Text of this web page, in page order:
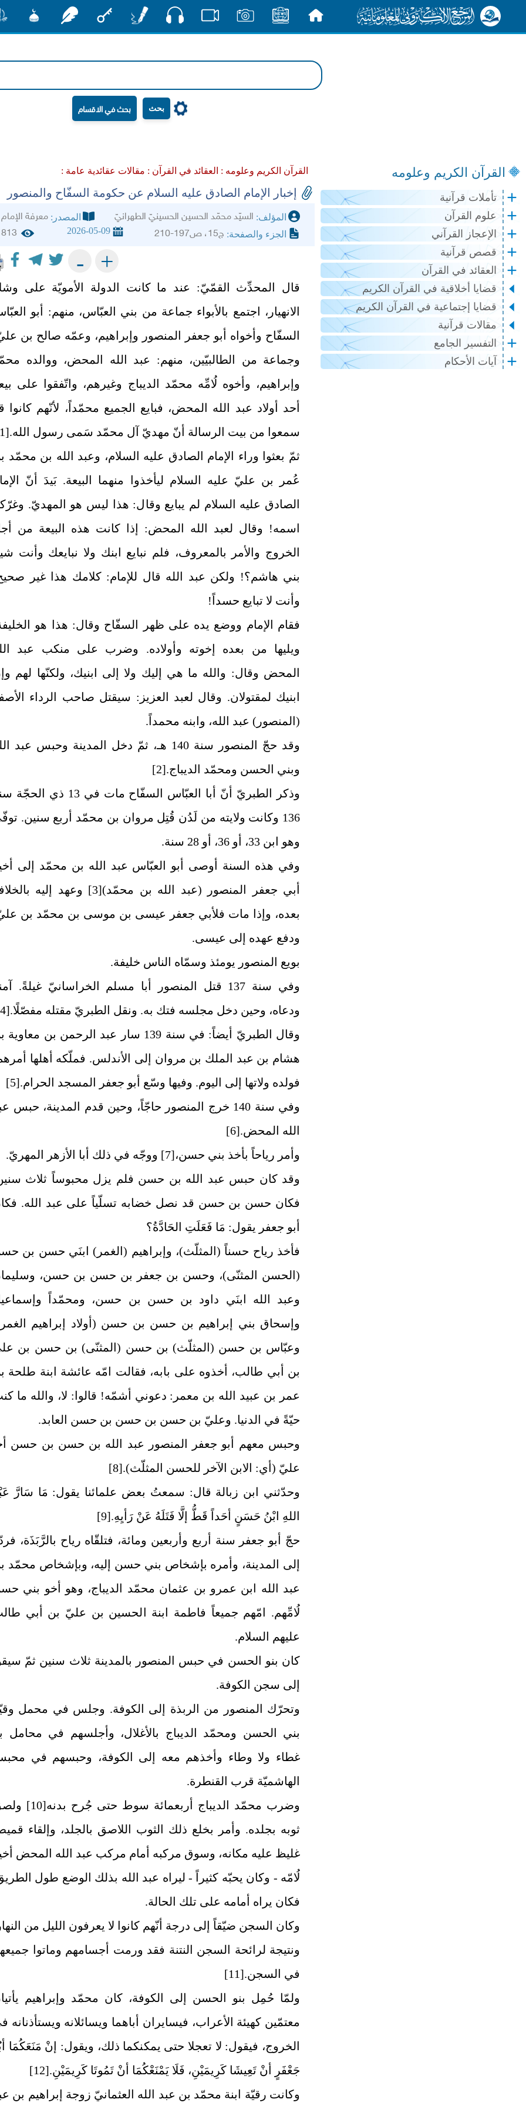
بحث
القرآن الكريم وعلومه
تأملات قرآنية
علوم القرآن
الإعجاز القرآني
قصص قرآنية
العقائد في القرآن
قضايا أخلاقية في القرآن الكريم
قضايا إجتماعية في القرآن الكريم
مقالات قرآنية
التفسير الجامع
آيات الأحكام
القرآن الكريم وعلومه : العقائد في القرآن : مقالات عقائدية عامة :
إخبار الإمام الصادق عليه السلام عن حكومة السفّاح والمنصور
المؤلف: السيّد محمّد الحسين الحسينيّ الطهرانيّ‏ المصدر: معرفة الإمام
الجزء والصفحة: ج15، ص197-210 2026-05-09
813
+
-
قال المحدِّث القمّيّ: عند ما كانت الدولة الأمويّة على
الانهيار، اجتمع بالأبواء جماعة من بني العبّاس، منهم: أبو
السفّاح وأخواه أبو جعفر المنصور وإبراهيم، وعمّه صالح بن
وجماعة من الطالبيّين، منهم: عبد الله المحض، ووالده
وإبراهيم، وأخوه لُامِّه محمّد الديباج وغيرهم، واتّفقوا على
أحد أولاد عبد الله المحض، فبايع الجميع محمّداً، لأنّهم كانوا
سمعوا من بيت الرسالة أنّ مهديّ آل محمّد سَمى رسول الله.[1]
ثمّ بعثوا وراء الإمام الصادق عليه السلام، وعبد الله بن محمّد
عُمر بن عليّ عليه السلام ليأخذوا منهما البيعة. بَيدَ أنّ
الصادق عليه السلام لم يبايع وقال: هذا ليس هو المهديّ.
اسمه! وقال لعبد الله المحض: إذا كانت هذه البيعة من
الخروج والأمر بالمعروف، فلم نبايع ابنك ولا نبايعك وأنت
بني هاشم؟! ولكن عبد الله قال للإمام: كلامك هذا غير
وأنت لا تبايع حسداً!
فقام الإمام ووضع يده على ظهر السفّاح وقال: هذا هو
ويليها من بعده إخوته وأولاده. وضرب على منكب عبد
المحض وقال: والله ما هي إليك ولا إلى ابنيك، ولكنّها لهم
ابنيك لمقتولان. وقال لعبد العزيز: سيقتل صاحب الرداء
(المنصور) عبد الله، وابنه محمداً.
وقد حجّ المنصور سنة 140 هـ، ثمّ دخل المدينة وحبس عبد
وبني الحسن ومحمّد الديباج.[2]
وذكر الطبريّ أنّ أبا العبّاس السفّاح مات في 13 ذي
136 وكانت ولايته من لَدُن قُتِل مروان بن محمّد أربع سنين.
وهو ابن 33، أو 36، أو 28 سنة.
وفي هذه السنة أوصى أبو العبّاس عبد الله بن محمّد إلى
أبي‏ جعفر المنصور (عبد الله بن محمّد)[3]
وعهد إليه
بعده، وإذا مات فلأبي جعفر عيسى بن موسى بن محمّد بن
ودفع عهده إلى عيسى.
بويع المنصور يومئذ وسمّاه الناس خليفة.
وفي سنة 137 قتل المنصور أبا مسلم الخراسانيّ غيلةً.
ودعاه، وحين دخل مجلسه فتك به. ونقل الطبريّ مقتله مفصّلًا.[4]
وقال الطبريّ أيضاً: في سنة 139 سار عبد الرحمن بن
هشام بن عبد الملك بن مروان إلى الأندلس. فملّكه أهلها
فولده ولاتها إلى اليوم. وفيها وسّع أبو جعفر المسجد الحرام.[5]
وفي سنة 140 خرج المنصور حاجّاً، وحين قدم المدينة، حبس
الله المحض.[6]
وأمر رياحاً بأخذ بني حسن،[7]
ووجّه في ذلك أبا الأزهر المهريّ.
وقد كان حبس عبد الله بن حسن فلم يزل محبوساً ثلاث
فكان حسن بن حسن قد نصل خضابه تسلّياً على عبد الله.
أبو جعفر يقول: مَا فَعَلَتِ الحَادَّةُ؟
فأخذ رياح حسناً (المثلّث)، وإبراهيم (الغمر) ابنَي حسن بن
(الحسن المثنّى)، وحسن بن جعفر بن حسن بن حسن،
وعبد الله ابنَي داود بن حسن بن حسن، ومحمّداً
وإسحاق بني إبراهيم بن حسن بن حسن (أولاد إبراهيم
وعبّاس بن حسن (المثلّث) بن حسن (المثنّى) بن حسن بن
بن أبي طالب، أخذوه على بابه، فقالت امّه عائشة ابنة طلحة
عمر بن عبيد الله بن معمر: دعوني أشمّه! قالوا: لا، والله ما
حيّةً في الدنيا. وعليّ بن حسن بن حسن بن حسن العابد.
وحبس معهم أبو جعفر المنصور عبد الله بن حسن بن حسن
عليّ (أي: الابن الآخر للحسن المثلّث).[8]
وحدّثني ابن زبالة قال: سمعتُ بعض علمائنا يقول: مَا سَارَّ
اللهِ ابْنُ حَسَنٍ أحَداً قَطُّ إلَّا فَتَلَهُ عَنْ رَأيِهِ.[9]
حجّ أبو جعفر سنة أربع وأربعين ومائة، فتلقّاه رياح بالرَّبَذَة،
إلى المدينة، وأمره بإشخاص بني حسن إليه، وبإشخاص محمّد
عبد الله ابن عمرو بن عثمان محمّد الديباج، وهو أخو بني
لُامِّهم. امّهم جميعاً فاطمة ابنة الحسين بن عليّ بن أبي
عليهم السلام.
كان بنو الحسن في حبس المنصور بالمدينة ثلاث سنين ثمّ
إلى سجن الكوفة.
وتحرّك المنصور من الربذة إلى الكوفة. وجلس في محمل
بني الحسن ومحمّد الديباج بالأغلال، وأجلسهم في محامل
غطاء ولا وطاء وأخذهم معه إلى الكوفة، وحبسهم في
الهاشميّة قرب القنطرة.
وضرب محمّد الديباج أربعمائة سوط حتى جُرح بدنه‏[10]
ثوبه بجلده. وأمر بخلع ذلك الثوب اللاصق بالجلد، وإلقاء
غليظ عليه مكانه، وسوق مركبه أمام مركب عبد الله المحض
لُامّه - وكان يحبّه كثيراً - ليراه عبد الله بذلك الوضع طول
فكان يراه أمامه على تلك الحالة.
وكان السجن ضيّقاً إلى درجة أنّهم كانوا لا يعرفون الليل من
ونتيجة لرائحة السجن النتنة فقد ورمت أجسامهم وماتوا
في السجن.[11]
ولمّا حُمِل بنو الحسن إلى الكوفة، كان محمّد وإبراهيم
معتمّين كهيئة الأعراب، فيسايران أباهما ويسائلانه ويستأذنانه
الخروج، فيقول: لا تعجلا حتى يمكنكما ذلك، ويقول: إنْ مَنَعَكُمَا
جَعْفَرٍ أنْ تَعِيشَا كَرِيمَيْنِ، فَلَا يَمْنَعْكُمَا أنْ تَمُوتَا كَرِيمَيْنِ.[12]
وكانت رقيّة ابنة محمّد بن عبد الله العثمانيّ زوجة إبراهيم بن